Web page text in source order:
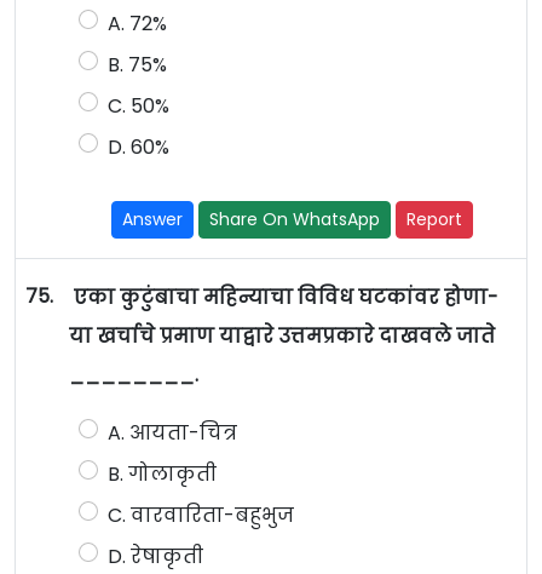
A. 72%
B. 75%
C. 50%
D. 60%
Answer Share On WhatsApp Report
75.
एका कुटुंबाचा महिन्याचा विविध घटकांवर होणा-
या खर्चाचे प्रमाण याद्वारे उत्तमप्रकारे दाखवले जाते
________.
A. आयता-चित्र
B. गोलाकृती
C. वारवारिता-बहुभुज
D. रेषाकृती